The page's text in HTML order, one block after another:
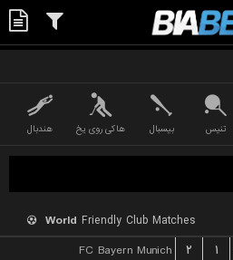
تنیس بیسبال هاکی روی یخ هندبال
World Friendly Club Matches
FC Bayern Munich
۲ ۱